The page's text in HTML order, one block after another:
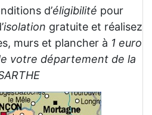
d’éligibilité pour
isolation gratuite et réalisez
murs et plancher à 1 euro
votre département de la